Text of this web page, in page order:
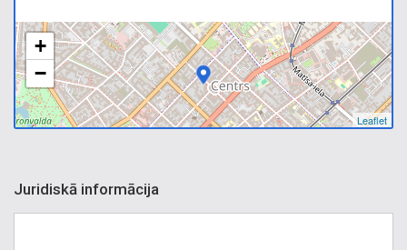
+
−
Leaflet
Juridiskā informācija